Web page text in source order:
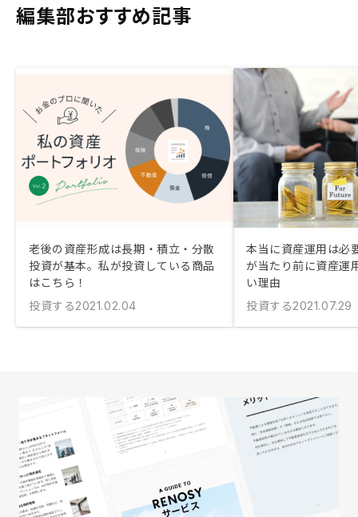
編集部おすすめ記事
老後の資産形成は長期・積立・分散
投資が基本。私が投資している商品
はこちら！
投資する2021.02.04
本当に資産運用は必
が当たり前に資産運
い理由
投資する2021.07.29